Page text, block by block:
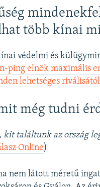
több kínai
védelmi és
ping elnök maximális
lehetséges riválisától
még tudni
kit találtunk az ország
Online)
nem látott méretű